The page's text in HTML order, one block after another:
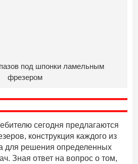
под шпонки ламельным
фрезером
сегодня предлагаются
конструкция каждого из
для решения определенных
Зная ответ на вопрос о том,